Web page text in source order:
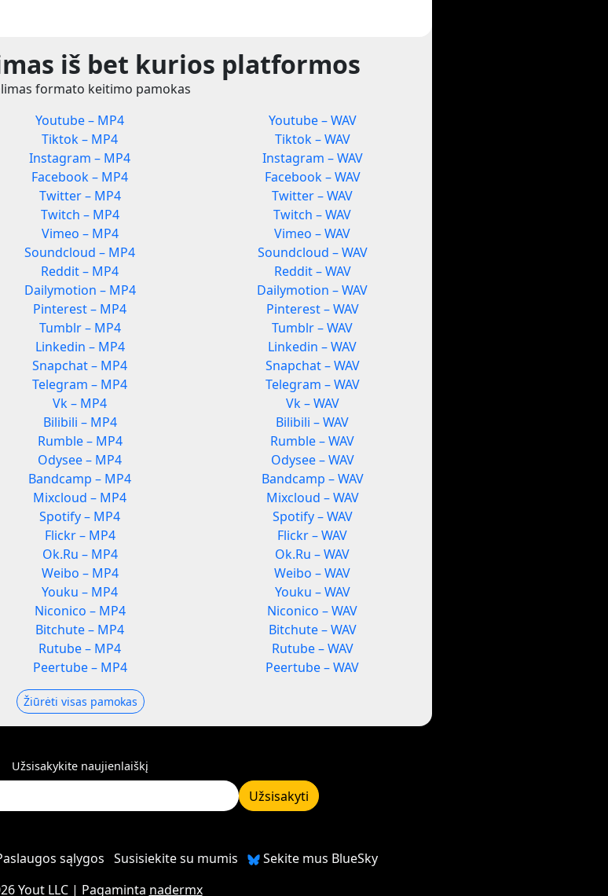
iš bet kurios platformos
formato keitimo pamokas
Youtube – MP4
Tiktok – MP4
Instagram – MP4
Facebook – MP4
Twitter – MP4
Twitch – MP4
Vimeo – MP4
Soundcloud – MP4
Reddit – MP4
Dailymotion – MP4
Pinterest – MP4
Tumblr – MP4
Linkedin – MP4
Snapchat – MP4
Telegram – MP4
Vk – MP4
Bilibili – MP4
Rumble – MP4
Odysee – MP4
Bandcamp – MP4
Mixcloud – MP4
Spotify – MP4
Flickr – MP4
Ok.Ru – MP4
Weibo – MP4
Youku – MP4
Niconico – MP4
Bitchute – MP4
Rutube – MP4
Peertube – MP4
Youtube – WAV
Tiktok – WAV
Instagram – WAV
Facebook – WAV
Twitter – WAV
Twitch – WAV
Vimeo – WAV
Soundcloud – WAV
Reddit – WAV
Dailymotion – WAV
Pinterest – WAV
Tumblr – WAV
Linkedin – WAV
Snapchat – WAV
Telegram – WAV
Vk – WAV
Bilibili – WAV
Rumble – WAV
Odysee – WAV
Bandcamp – WAV
Mixcloud – WAV
Spotify – WAV
Flickr – WAV
Ok.Ru – WAV
Weibo – WAV
Youku – WAV
Niconico – WAV
Bitchute – WAV
Rutube – WAV
Peertube – WAV
Žiūrėti visas pamokas
Užsisakykite naujienlaiškį
Užsisakyti
sąlygos Susisiekite su mumis
Sekite mus BlueSky
Yout LLC| Pagaminta nadermx